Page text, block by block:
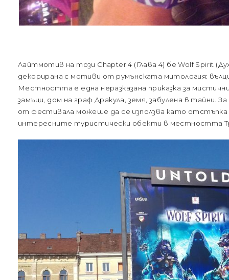
Лайтмотив на този Chapter 4 (Глава 4) бе Wolf Spirit
декорирана с мотиви от румънската митология:
Местността е една неразказана приказка за
замъци, дом на граф Дракула, земя, забулена в тайни.
от фестивала можеше да се използва като отстъпка
интересните туристически обекти в местността